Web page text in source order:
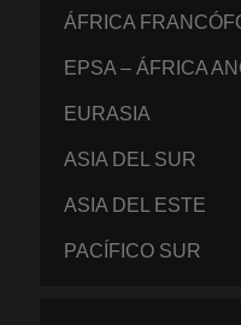
ÁFRICA
EPSA – ÁFRICA
EURASIA
ASIA DEL SUR
ASIA DEL ESTE
PACÍFICO SUR